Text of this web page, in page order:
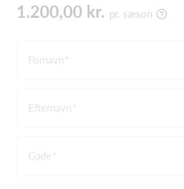
1.200,00 kr. pr. sæson
Fornavn
Efternavn
Gade